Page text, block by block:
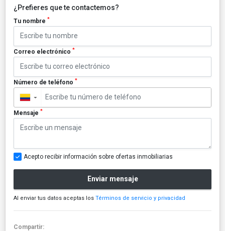
¿Prefieres que te contactemos?
Tu nombre *
Correo electrónico *
Número de teléfono *
▼
Mensaje *
Acepto recibir información sobre ofertas inmobiliarias
Enviar mensaje
Al enviar tus datos aceptas los Términos de servicio y privacidad
Compartir: